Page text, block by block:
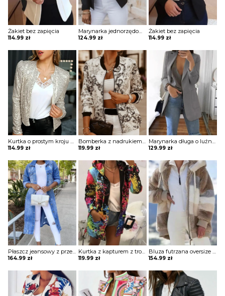
Żakiet bez zapięcia
114.99 zł
Marynarka jednorzędowa z ozdobnymi guzikami
124.99 zł
Żakiet bez zapięcia
114.99 zł
Kurtka o prostym kroju z cekinami
114.99 zł
Bomberka z nadrukiem na zamek
119.99 zł
Marynarka długa o luźnym kroju z kieszeniami
129.99 zł
Płaszcz jeansowy z przetarciami
164.99 zł
Kurtka z kapturem z troczkami
119.99 zł
Bluza futrzana oversize z kapturem
154.99 zł